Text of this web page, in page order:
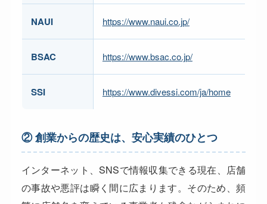
NAUI https://www.naui.co.jp/
BSAC https://www.bsac.co.jp/
SSI https://www.divessi.com/ja/home
② 創業からの歴史は、安心実績のひとつ
インターネット、SNSで情報収集できる現在、店舗
の事故や悪評は瞬く間に広まります。そのため、頻